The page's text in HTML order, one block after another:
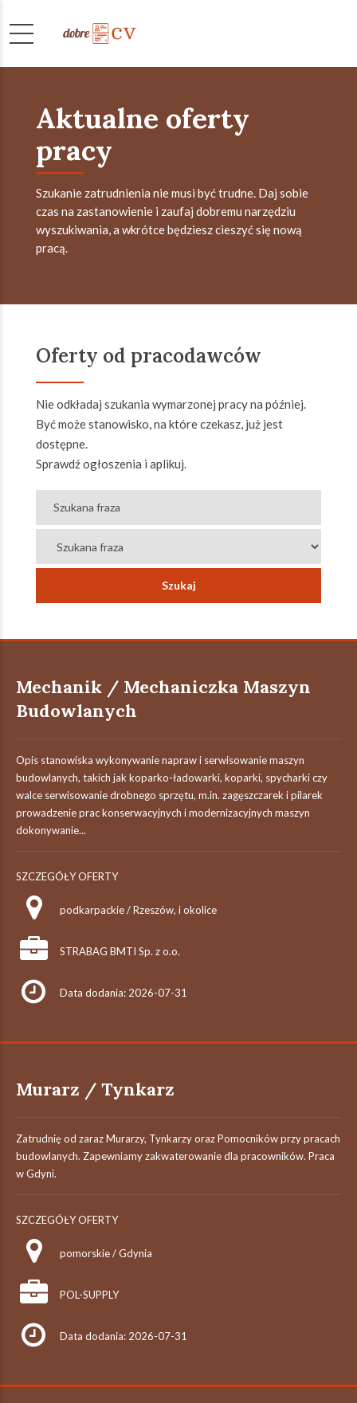
Aktualne oferty
pracy
Szukanie zatrudnienia nie musi być trudne. Daj sobie
czas na zastanowienie i zaufaj dobremu narzędziu
wyszukiwania, a wkrótce będziesz cieszyć się nową
pracą.
Oferty od pracodawców
Nie odkładaj szukania wymarzonej pracy na później.
Być może stanowisko, na które czekasz, już jest
dostępne.
Sprawdź ogłoszenia i aplikuj.
Mechanik / Mechaniczka Maszyn
Budowlanych
Opis stanowiska wykonywanie napraw i serwisowanie maszyn
budowlanych, takich jak koparko-ładowarki, koparki, spycharki czy
walce serwisowanie drobnego sprzętu, m.in. zagęszczarek i pilarek
prowadzenie prac konserwacyjnych i modernizacyjnych maszyn
dokonywanie...
SZCZEGÓŁY OFERTY
podkarpackie / Rzeszów, i okolice
STRABAG BMTI Sp. z o.o.
Data dodania: 2026-07-31
Murarz / Tynkarz
Zatrudnię od zaraz Murarzy, Tynkarzy oraz Pomocników przy pracach
budowlanych. Zapewniamy zakwaterowanie dla pracowników. Praca
w Gdyni.
SZCZEGÓŁY OFERTY
pomorskie / Gdynia
POL-SUPPLY
Data dodania: 2026-07-31